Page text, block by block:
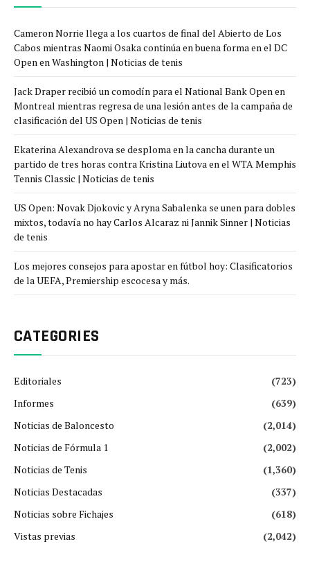
Cameron Norrie llega a los cuartos de final del Abierto de Los
Cabos mientras Naomi Osaka continúa en buena forma en el DC
Open en Washington | Noticias de tenis
Jack Draper recibió un comodín para el National Bank Open en
Montreal mientras regresa de una lesión antes de la campaña de
clasificación del US Open | Noticias de tenis
Ekaterina Alexandrova se desploma en la cancha durante un
partido de tres horas contra Kristina Liutova en el WTA Memphis
Tennis Classic | Noticias de tenis
US Open: Novak Djokovic y Aryna Sabalenka se unen para dobles
mixtos, todavía no hay Carlos Alcaraz ni Jannik Sinner | Noticias
de tenis
Los mejores consejos para apostar en fútbol hoy: Clasificatorios
de la UEFA, Premiership escocesa y más.
CATEGORIES
Editoriales
(723)
Informes
(639)
Noticias de Baloncesto
(2,014)
Noticias de Fórmula 1
(2,002)
Noticias de Tenis
(1,360)
Noticias Destacadas
(337)
Noticias sobre Fichajes
(618)
Vistas previas
(2,042)